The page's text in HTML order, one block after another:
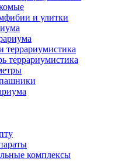
и улитки
террариумистика
комплексы